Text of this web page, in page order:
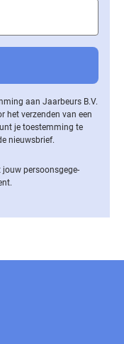
aan Jaarbeurs B.V.
het verzenden van een
je toestemming te
nieuwsbrief.
jouw per­soons­ge­ge­